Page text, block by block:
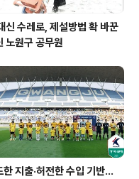
신 수레로, 제설방법 확 바꾼
노원구 공무원
한 지출·허전한 수입 기반…